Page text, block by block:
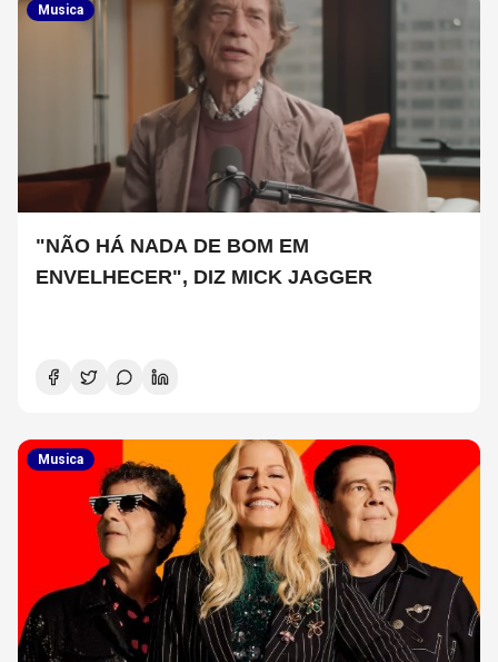
Musica
"NÃO HÁ NADA DE BOM EM
ENVELHECER", DIZ MICK JAGGER
Musica